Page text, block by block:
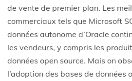
de vente de premier plan. Les
commerciaux tels que Microsoft
données autonome d’Oracle
les vendeurs, y compris les
données open source. Mais on
l’adoption des bases de données